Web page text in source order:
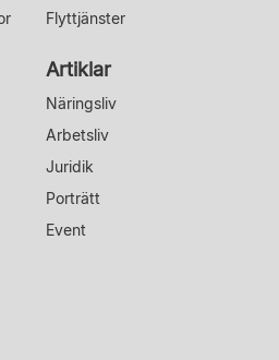
Flyttjänster
Artiklar
Näringsliv
Arbetsliv
Juridik
Porträtt
Event